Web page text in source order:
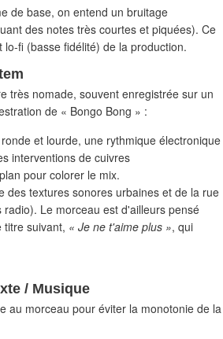
de base, on entend un bruitage
des notes très courtes et piquées). Ce
fi (basse fidélité) de la production.
très nomade, souvent enregistrée sur un
de « Bongo Bong » :
et lourde, une rythmique électronique
interventions de cuivres
pour colorer le mix.
des textures sonores urbaines et de la rue
Le morceau est d'ailleurs pensé
suivant, « Je ne t'aime plus », qui
/ Musique
au morceau pour éviter la monotonie de la